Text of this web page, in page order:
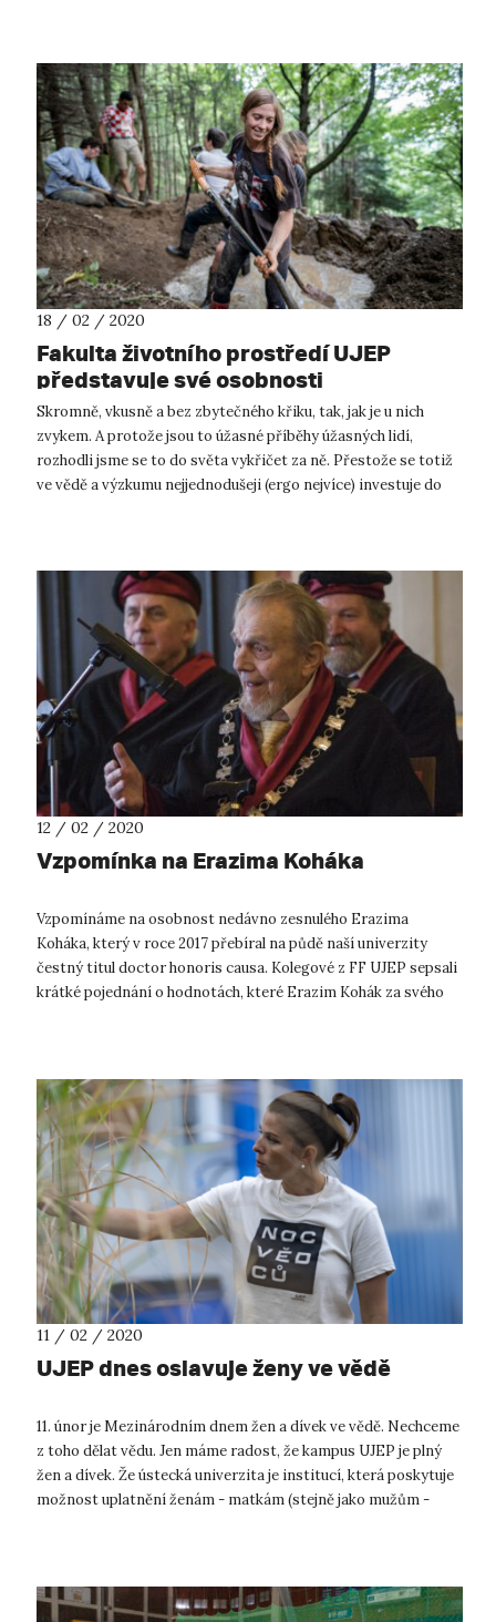
18 / 02 / 2020
Fakulta životního prostředí UJEP
představuje své osobnosti
Skromně, vkusně a bez zbytečného křiku, tak, jak je u nich
zvykem. A protože jsou to úžasné příběhy úžasných lidí,
rozhodli jsme se to do světa vykřičet za ně. Přestože se totiž
ve vědě a výzkumu nejjednodušeji (ergo nejvíce) investuje do
12 / 02 / 2020
Vzpomínka na Erazima Koháka
Vzpomínáme na osobnost nedávno zesnulého Erazima
Koháka, který v roce 2017 přebíral na půdě naší univerzity
čestný titul doctor honoris causa. Kolegové z FF UJEP sepsali
krátké pojednání o hodnotách, které Erazim Kohák za svého
11 / 02 / 2020
UJEP dnes oslavuje ženy ve vědě
11. únor je Mezinárodním dnem žen a dívek ve vědě. Nechceme
z toho dělat vědu. Jen máme radost, že kampus UJEP je plný
žen a dívek. Že ústecká univerzita je institucí, která poskytuje
možnost uplatnění ženám - matkám (stejně jako mužům -